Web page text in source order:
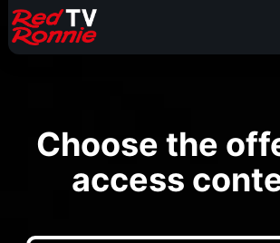
Choose the
access